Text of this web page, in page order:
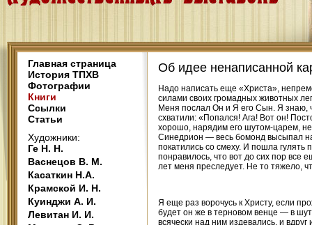
Главная страница
История ТПХВ
Фотографии
Книги
Ссылки
Статьи
Художники:
Ге Н. Н.
Васнецов В. М.
Касаткин Н.А.
Крамской И. Н.
Куинджи А. И.
Левитан И. И.
Об идее ненаписанной
Надо написать еще «Христа»,
силами своих громадных животных
Меня послал Он и Я его Сын. Я знаю,
схватили: «Попался! Ага! Вот он!
хорошо, нарядим его шутом-царем,
Синедрион — весь бомонд высыпал на
покатились со смеху. И пошла гулять
понравилось, что вот до сих пор все
лет меня преследует. Не то тяжело,
Я еще раз ворочусь к Христу, если
будет он же в терновом венце — в
всячески над ним издевались, и